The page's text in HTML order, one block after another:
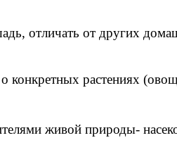
отличать от других
конкретных растениях
живой природы-